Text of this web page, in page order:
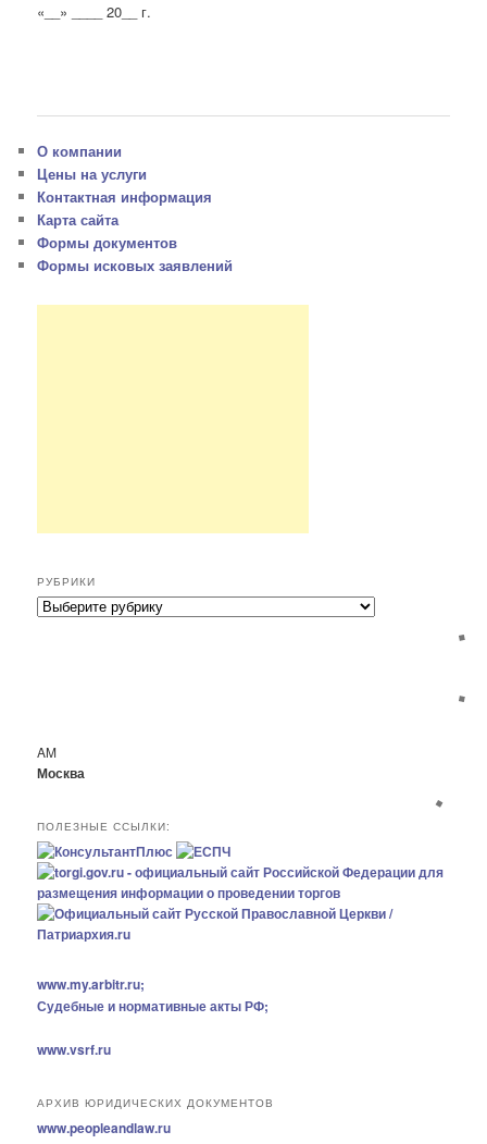
«__» ____ 20__ г.
О компании
Цены на услуги
Контактная информация
Карта сайта
Формы документов
Формы исковых заявлений
РУБРИКИ
Р
AM
Москва
ПОЛЕЗНЫЕ ССЫЛКИ:
www.my.arbitr.ru;
Судебные и нормативные акты РФ;
www.vsrf.ru
АРХИВ ЮРИДИЧЕСКИХ ДОКУМЕНТОВ
www.peopleandlaw.ru